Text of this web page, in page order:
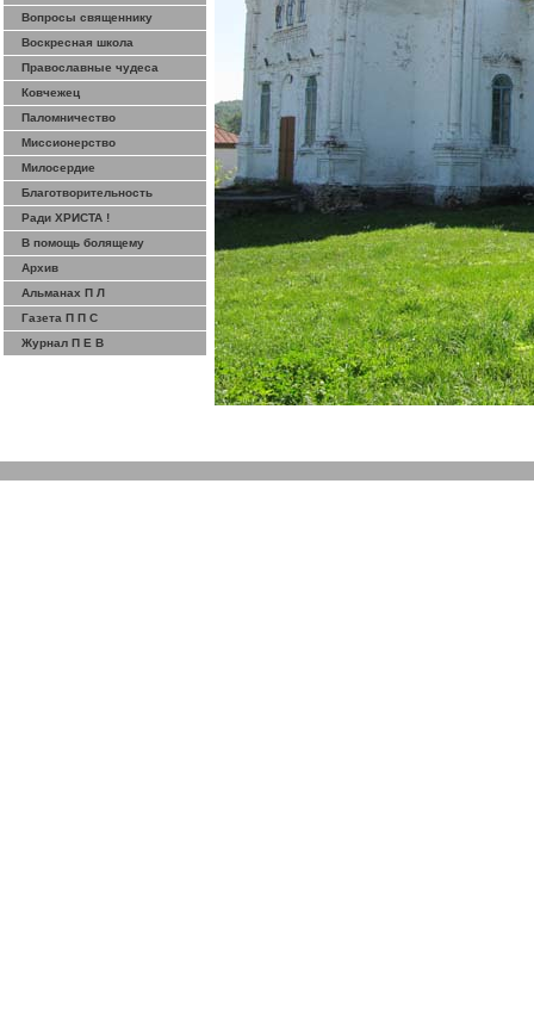
Вопросы священнику
Воскресная школа
Православные чудеса
Ковчежец
Паломничество
Миссионерство
Милосердие
Благотворительность
Ради ХРИСТА !
В помощь болящему
Архив
Альманах П Л
Газета П П С
Журнал П Е В